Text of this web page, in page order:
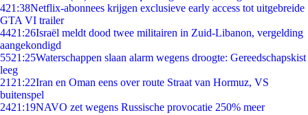
421:38Netflix-abonnees krijgen exclusieve early access tot uitgebreide
GTA VI trailer
4421:26Israël meldt dood twee militairen in Zuid-Libanon, vergelding
aangekondigd
5521:25Waterschappen slaan alarm wegens droogte: Gereedschapskist
leeg
21 21:22Iran en Oman eens over route Straat van Hormuz, VS
buitenspel
2421:19NAVO zet wegens Russische provocatie 250% meer